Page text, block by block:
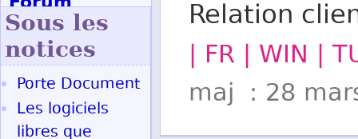
Participer
Relation
| FR | WIN |
maj : 28
Sous les
notices
Porte Document
Les logiciels
libres que